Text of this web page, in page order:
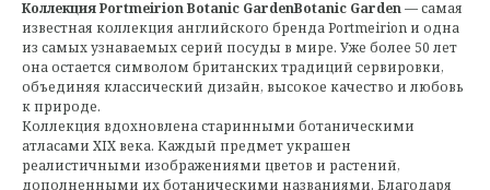
Коллекция Portmeirion Botanic GardenBotanic Garden— самая
известная коллекция английского бренда Portmeirion и одна
из самых узнаваемых серий посуды в мире. Уже более 50 лет
она остается символом британских традиций сервировки,
объединяя классический дизайн, высокое качество и любовь
к природе.
Коллекция вдохновлена старинными ботаническими
атласами XIX века. Каждый предмет украшен
реалистичными изображениями цветов и растений,
дополненными их ботаническими названиями. Благодаря